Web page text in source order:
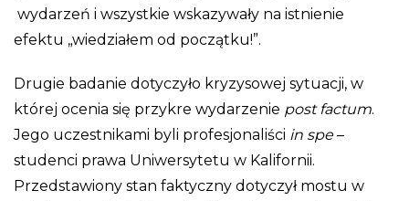
wydarzeń i wszystkie wskazywały na istnienie
efektu „wiedziałem od początku!”.
Drugie badanie dotyczyło kryzysowej sytuacji, w
której ocenia się przykre wydarzenie post factum.
Jego uczestnikami byli profesjonaliści in spe–
studenci prawa Uniwersytetu w Kalifornii.
Przedstawiony stan faktyczny dotyczył mostu w